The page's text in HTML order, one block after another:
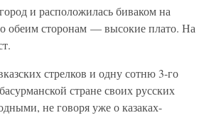
и расположилась биваком на
обеим сторонам — высокие плато. На
стрелков и одну сотню 3-го
стране своих русских
не говоря уже о казаках-